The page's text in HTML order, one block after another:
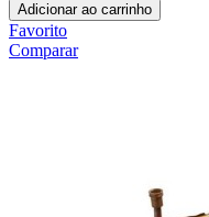
Adicionar ao carrinho
Favorito
Comparar